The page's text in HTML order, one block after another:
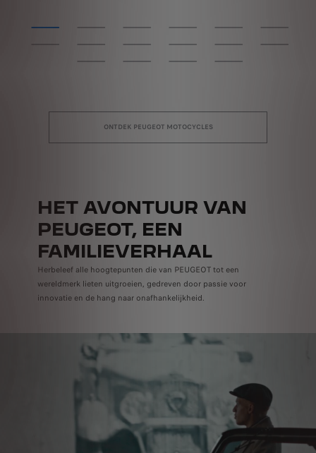
ONTDEK PEUGEOT MOTOCYCLES
HET AVONTUUR VAN
PEUGEOT, EEN
FAMILIEVERHAAL
Herbeleef alle hoogtepunten die van PEUGEOT tot een
wereldmerk lieten uitgroeien, gedreven door passie voor
innovatie en de hang naar onafhankelijkheid.